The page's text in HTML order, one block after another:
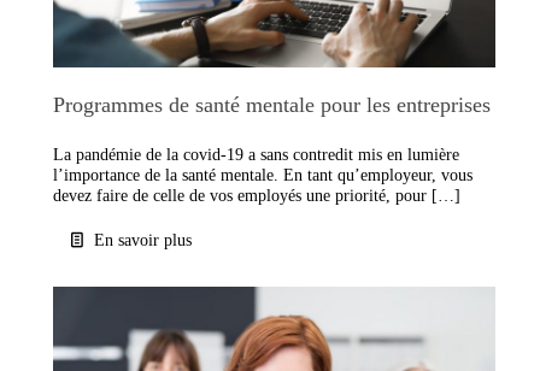
Programmes de santé mentale pour les entreprises
La pandémie de la covid-19 a sans contredit mis en lumière
l’importance de la santé mentale. En tant qu’employeur, vous
devez faire de celle de vos employés une priorité, pour […]
En savoir plus